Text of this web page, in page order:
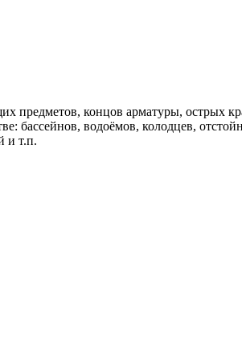
предметов, концов арматуры, острых
бассейнов, водоёмов, колодцев,
и т.п.